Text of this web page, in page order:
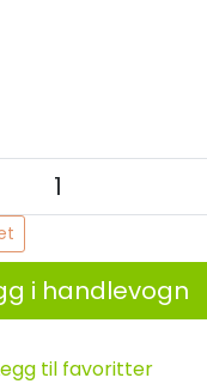
i handlevogn
til favoritter